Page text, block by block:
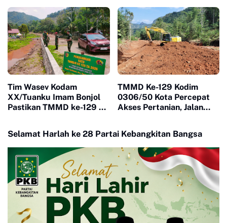
Tim Wasev Kodam
XX/Tuanku Imam Bonjol
Pastikan TMMD ke-129 di
TMMD Ke-129 Kodim
0306/50 Kota Percepat
Akses Pertanian, Jalan
Selamat Harlah ke 28 Partai Kebangkitan Bangsa